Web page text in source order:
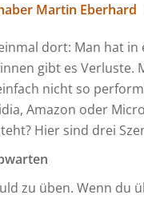
Martin Eberhard
dort: Man hat in
gibt es Verluste.
nicht so
Amazon oder
Hier sind drei
zu üben. Wenn du